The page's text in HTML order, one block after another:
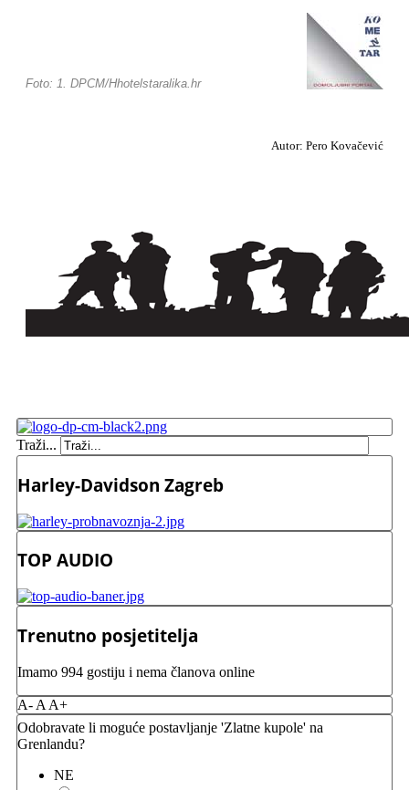
Foto: 1. DPCM/Hhotelstaralika.hr
Autor: Pero Kovačević
Traži...
Harley-Davidson Zagreb
TOP AUDIO
Trenutno posjetitelja
Imamo 994 gostiju i nema članova online
A- A A+
Odobravate li moguće postavljanje 'Zlatne kupole' na
Grenlandu?
NE